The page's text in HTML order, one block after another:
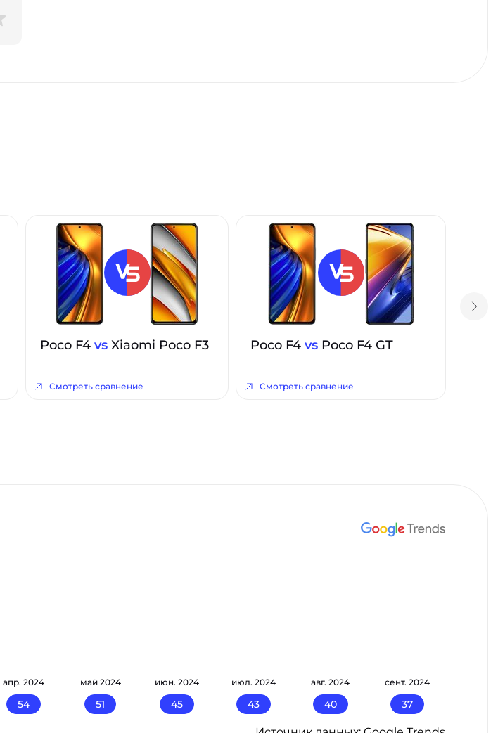
Poco F4 vs Xiaomi Poco F3
Смотреть сравнение
Poco F4 vs Poco F4 GT
Смотреть сравнение
апр. 2024
54
май 2024
51
июн. 2024
45
июл. 2024
43
авг. 2024
40
сент. 2024
37